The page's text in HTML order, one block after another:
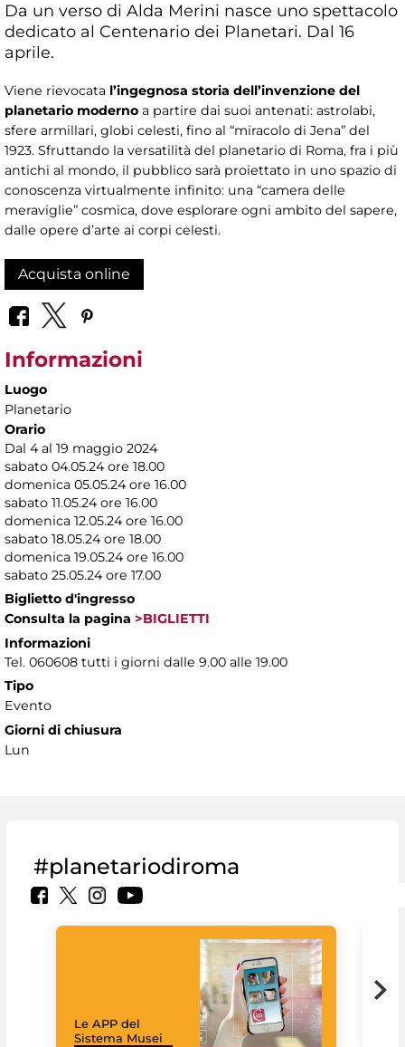
Da un verso di Alda Merini nasce uno spettacolo
dedicato al Centenario dei Planetari. Dal 16
aprile.
Viene rievocata l’ingegnosa storia dell’invenzione del
planetario moderno a partire dai suoi antenati: astrolabi,
sfere armillari, globi celesti, fino al “miracolo di Jena” del
1923. Sfruttando la versatilità del planetario di Roma, fra i più
antichi al mondo, il pubblico sarà proiettato in uno spazio di
conoscenza virtualmente infinito: una “camera delle
meraviglie” cosmica, dove esplorare ogni ambito del sapere,
dalle opere d’arte ai corpi celesti.
Acquista online
Informazioni
Luogo
Planetario
Orario
Dal 4 al 19 maggio 2024
sabato 04.05.24 ore 18.00
domenica 05.05.24 ore 16.00
sabato 11.05.24 ore 16.00
domenica 12.05.24 ore 16.00
sabato 18.05.24 ore 18.00
domenica 19.05.24 ore 16.00
sabato 25.05.24 ore 17.00
Biglietto d'ingresso
Consulta la pagina >BIGLIETTI
Informazioni
Tel. 060608 tutti i giorni dalle 9.00 alle 19.00
Tipo
Evento
Giorni di chiusura
Lun
#planetariodiroma
Le APP del
Sistema Musei